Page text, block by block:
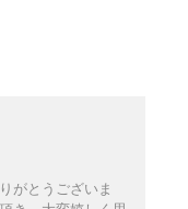
がとうございま